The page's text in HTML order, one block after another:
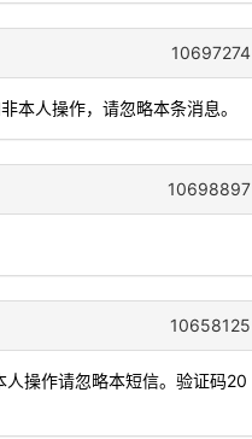
10697274
本人操作，请忽略本条消息。
10698897
10658125
人操作请忽略本短信。验证码20